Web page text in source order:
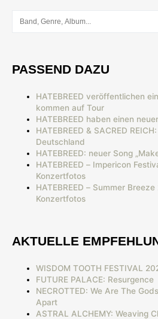
PASSEND DAZU
HATEBREED veröffentlichen
kommen auf Tour
HATEBREED haben einen
HATEBREED & SACRED
Deutschland
HATEBREED: neuer Song
HATEBREED – Impericon
Konzertfotos
HATEBREED – Summer
Konzertfotos
AKTUELLE
WISDOM TOOTH FESTIVAL
FUTURE PALACE: Resurgence
NECROTTED: We Are The
Apart
ASTRAL ALCHEMY: Weaving